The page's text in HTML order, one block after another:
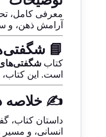
معرفی کامل،
آرامش ذهن، و
📘
کتاب شگفتی‌های
است. این
✍️ خلاصه
داستان کتاب،
انسانی، و